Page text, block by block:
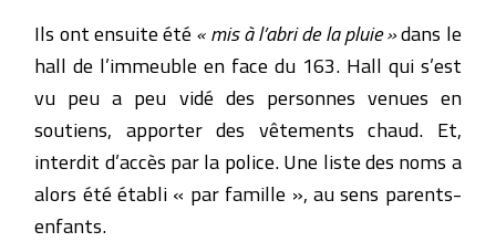
Ils ont ensuite été« mis à l’abri de la pluie »dans le
hall de l’immeuble en face du 163. Hall qui s’est
vu peu a peu vidé des personnes venues en
soutiens, apporter des vêtements chaud. Et,
interdit d’accès par la police. Une liste des noms a
alors été établi « par famille », au sens parents-
enfants.